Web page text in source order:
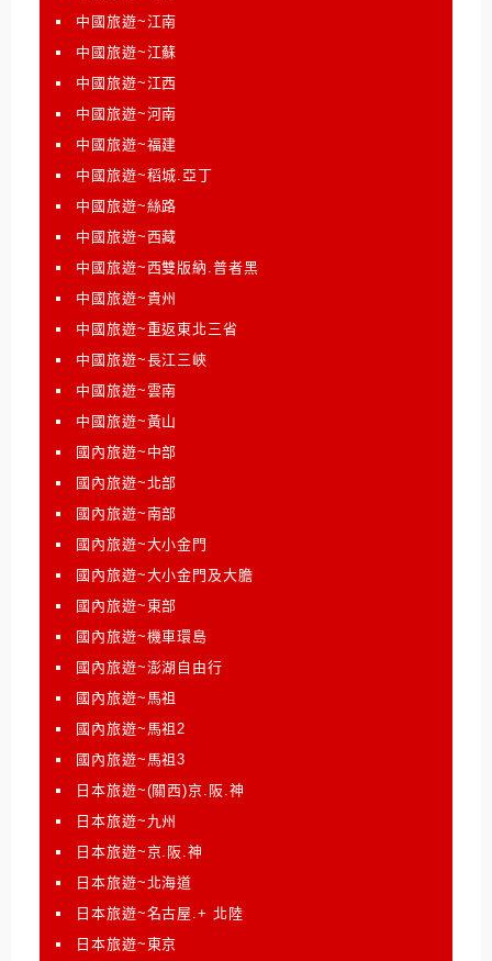
中國旅遊~江南
中國旅遊~江蘇
中國旅遊~江西
中國旅遊~河南
中國旅遊~福建
中國旅遊~稻城.亞丁
中國旅遊~絲路
中國旅遊~西藏
中國旅遊~西雙版納.普者黑
中國旅遊~貴州
中國旅遊~重返東北三省
中國旅遊~長江三峽
中國旅遊~雲南
中國旅遊~黃山
國內旅遊~中部
國內旅遊~北部
國內旅遊~南部
國內旅遊~大小金門
國內旅遊~大小金門及大膽
國內旅遊~東部
國內旅遊~機車環島
國內旅遊~澎湖自由行
國內旅遊~馬祖
國內旅遊~馬祖2
國內旅遊~馬祖3
日本旅遊~(關西)京.阪.神
日本旅遊~九州
日本旅遊~京.阪.神
日本旅遊~北海道
日本旅遊~名古屋.+ 北陸
日本旅遊~東京